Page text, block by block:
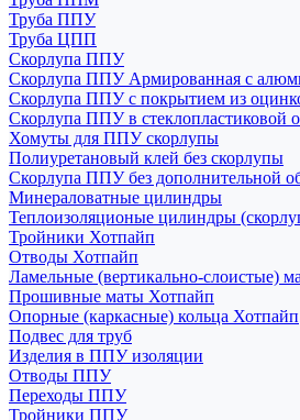
Труба ППУ
Труба ЦПП
Скорлупа ППУ
Скорлупа ППУ Армированная с
Скорлупа ППУ с покрытием из
Скорлупа ППУ в стеклопластиковой
Хомуты для ППУ скорлупы
Полиуретановый клей без скорлупы
Скорлупа ППУ без дополнительной
Минераловатные цилиндры
Теплоизоляционые цилиндры
Тройники Хотпайп
Отводы Хотпайп
Ламельные (вертикально-слоистые)
Прошивные маты Хотпайп
Опорные (каркасные) кольца Хотпайп
Подвес для труб
Изделия в ППУ изоляции
Отводы ППУ
Переходы ППУ
Тройники ППУ